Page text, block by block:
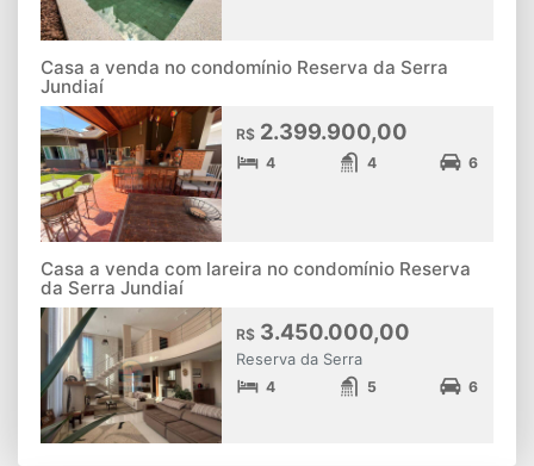
Casa a venda no condomínio Reserva da Serra
Jundiaí
R$ 2.399.900,00
4 4 6
Casa a venda com lareira no condomínio Reserva
da Serra Jundiaí
R$ 3.450.000,00
Reserva da Serra
4 5 6